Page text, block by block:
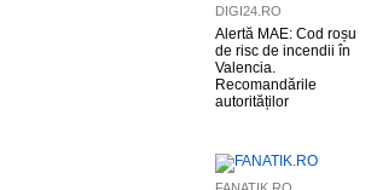
DIGI24.RO
Alertă MAE: Cod roșu
de risc de incendii în
Valencia.
Recomandările
autorităților